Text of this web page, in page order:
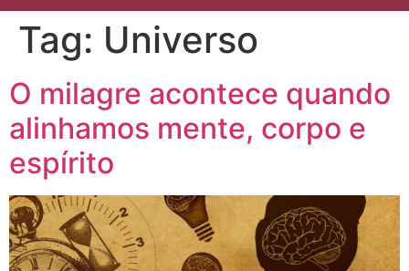
Tag: Universo
O milagre acontece quando
alinhamos mente, corpo e
espírito